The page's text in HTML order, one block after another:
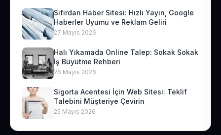
Sıfırdan Haber Sitesi: Hızlı Yayın, Google
Haberler Uyumu ve Reklam Geliri
27 Mayıs 2026
Halı Yıkamada Online Talep: Sokak Sokak
İş Büyütme Rehberi
26 Mayıs 2026
Sigorta Acentesi İçin Web Sitesi: Teklif
Talebini Müşteriye Çevirin
25 Mayıs 2026